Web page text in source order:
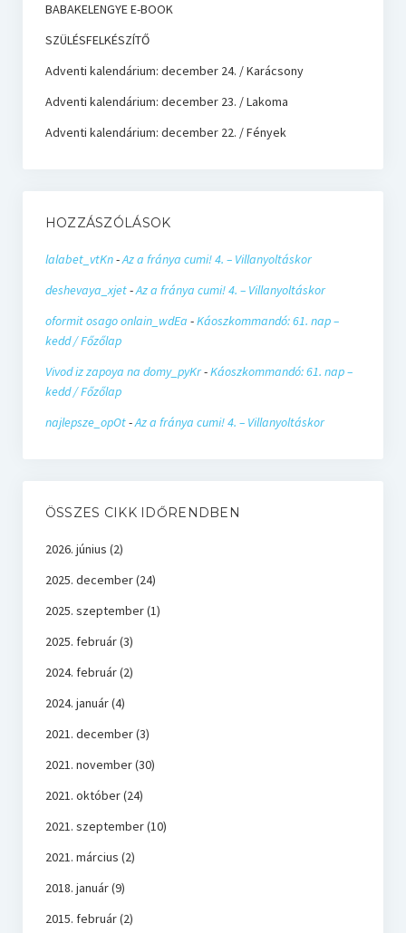
BABAKELENGYE E-BOOK
SZÜLÉSFELKÉSZÍTŐ
Adventi kalendárium: december 24. / Karácsony
Adventi kalendárium: december 23. / Lakoma
Adventi kalendárium: december 22. / Fények
HOZZÁSZÓLÁSOK
lalabet_vtKn-Az a fránya cumi! 4. – Villanyoltáskor
deshevaya_xjet-Az a fránya cumi! 4. – Villanyoltáskor
oformit osago onlain_wdEa -Káoszkommandó: 61. nap –
kedd / Főzőlap
Vivod iz zapoya na domy_pyKr-Káoszkommandó: 61. nap –
kedd / Főzőlap
najlepsze_opOt-Az a fránya cumi! 4. – Villanyoltáskor
ÖSSZES CIKK IDŐRENDBEN
2026. június (2)
2025. december(24)
2025. szeptember(1)
2025. február(3)
2024. február(2)
2024. január(4)
2021. december(3)
2021. november(30)
2021. október(24)
2021. szeptember(10)
2021. március (2)
2018. január(9)
2015. február(2)